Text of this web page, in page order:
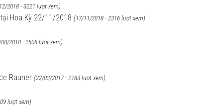
2018 - 3221 lượt xem)
Hoa Kỳ 22/11/2018 (17/11/2018 - 2316 lượt xem)
2018 - 2506 lượt xem)
Rauner (22/03/2017 - 2783 lượt xem)
lượt xem)